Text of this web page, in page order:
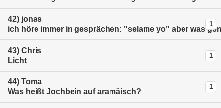
42) jonas
ich höre immer in gesprächen: "selame yo" aber was
1
43) Chris
Licht
1
44) Toma
Was heißt Jochbein auf aramäisch?
1